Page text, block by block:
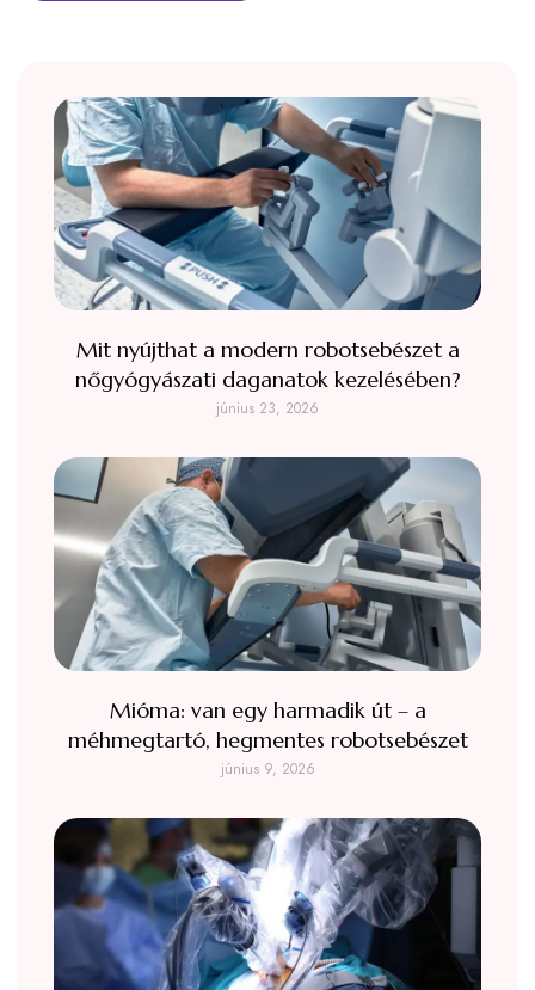
Mit nyújthat a modern robotsebészet a
nőgyógyászati daganatok kezelésében?
június 23, 2026
Mióma: van egy harmadik út – a
méhmegtartó, hegmentes robotsebészet
június 9, 2026